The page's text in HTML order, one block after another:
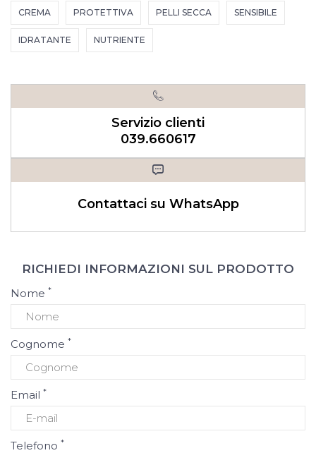
CREMA PROTETTIVA PELLI SECCA SENSIBILE
IDRATANTE NUTRIENTE
Servizio clienti
039.660617
Contattaci su WhatsApp
RICHIEDI INFORMAZIONI SUL PRODOTTO
Nome *
Cognome *
Email *
Telefono *